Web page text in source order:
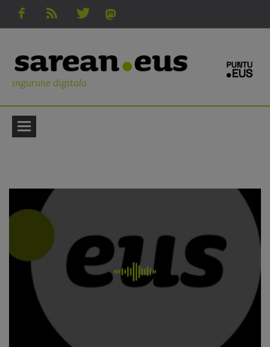
ingurune digitala